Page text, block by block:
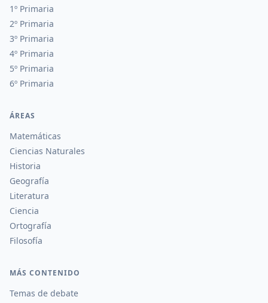
1º Primaria
2º Primaria
3º Primaria
4º Primaria
5º Primaria
6º Primaria
ÁREAS
Matemáticas
Ciencias Naturales
Historia
Geografía
Literatura
Ciencia
Ortografía
Filosofía
MÁS CONTENIDO
Temas de debate